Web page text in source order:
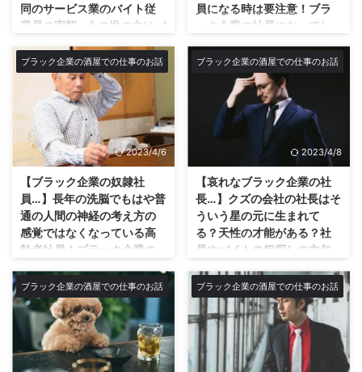
ギリギリの寝坊の為に朝のシャワ
ーや、朝ごはんも食べれてない。
明らかに過労から来てる気がす
る。 それもそのはず1日12時間労
働、週6日勤務(年末はほぼ週7
日)、お昼休憩30分だけ。 こんな
環境なんだから疲労も溜まるだ
ろ。社員達は極限状態でみんな仕
事をしている。クソほど忙しいし
ね。 昨日も目覚し止めてあぁ〜
全然疲れ取れてねぇと思って瞬き
した瞬間に2時間寝てた(笑) 1回の
瞬きで2時間経って ...
なんて思うわけですが、特に仕事
でしてるネットショッピングの方
で特に顕著にそれを感じます。
クーポン出たり、メルマガ送った
だけで一斉に注文が全国から信じ
られない数が来る… やっぱネット
の力は凄いな！ 実店舗の売り上
げは下がる一方…ネットショ ...
同のサービス業のバイト従
業員の実態…今の世の中はバ
若い大学生、高校生の子達
に見るもはやバイトをゲー
ムのように休むゆとりぶ
り！？
最近の学生バイトはもはやバイト
なんてゲーム感覚？ 今のバイト
の子達を見ていると思います。
最近のバイトの子はもはやバイト
を仕事だとは思っていないと。サ
ービス業の方を落胆させてしまう
かも知れませんがね。 どういう
意味か？いい意味ではもちろん無
いです(笑) シュミレーションゲ
ームや、恋愛系のゲームの中の世
界だとゲームの中でお金貯める為
にバイトしてたりしますよね？も
はやその感覚なのかなと思いま
す。 なんのゲームか忘れたけ
ど、こんな選択肢ポップアップウ
員になる時は要注意！ブラ
ック企業の社員になってし
遅れになって底辺社畜にな
る前に今一度その会社の社
員の働き方を確認せよ！
ホワイトバイトな職場程、正社員
になったら気を付けろ！ 僕も当
時、アルバイトから今の会社の社
員になりましたが 当時は土曜・
日曜は休めて、退社も遅くても18
時でした。まぁバイトですし当た
り前と言えば当たり前ですが(笑)
しかし、社員になるとこれは一
転！まさにブラック企業の人生の
始まりだった！ 週6日勤務に21
時退社に変わる。そう、12時間労
働だ。 そして恐ろしい事にサー
ビス業なので、バイトがいない日
はたとえ休みの日でも出勤も平気
で余儀なくされる。 もともと週1
回しかな ...
ブラック企業の酒屋での仕事のお話
2023/4/6
【ブラック企業の奴隷社
員…】長年の洗脳でもはや普
通の人間の神経の考え方の
感覚ではなくなっている高
齢者社員！ブラック企業の
た圧倒的な奴隷精神！御歳
70歳超える現役バリバリ社
員のお爺さん社員の意味不
明の発言に驚愕…
店は温くて天国じゃなぁ～？ 以
ブラック企業の酒屋での仕事のお話
2023/4/8
【哀れなブラック企業の社
長…】クズの会社の社長はそ
ういう星の元に生まれて
る？天性の才能がある？社
員やバイトの粗探しの文句
てる姿しか目に映らない哀
れなブラック企業の酒屋の
クズ社長の葛藤…
クズの社長はもともとそういう星
の元に生まれてる！？ うちの社
ブラック企業の酒屋での仕事のお話 ブラック企業の酒屋での仕事のお話